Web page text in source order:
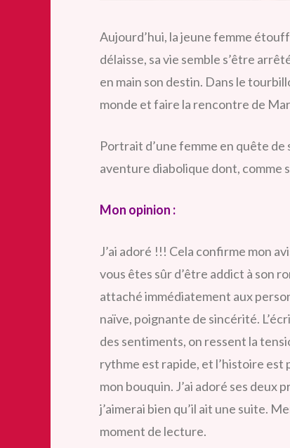
Aujourd’hui, la jeune femme
délaisse, sa vie semble s’être
en main son destin. Dans le
monde et faire la rencontre de
Portrait d’une femme en quête
aventure diabolique dont, comme
Mon opinion :
J’ai adoré !!! Cela confirme mon
vous êtes sûr d’être addict à son
attaché immédiatement aux
naïve, poignante de sincérité.
des sentiments, on ressent la
rythme est rapide, et l’histoire est
mon bouquin. J’ai adoré ses deux
j’aimerai bien qu’il ait une suite.
moment de lecture.